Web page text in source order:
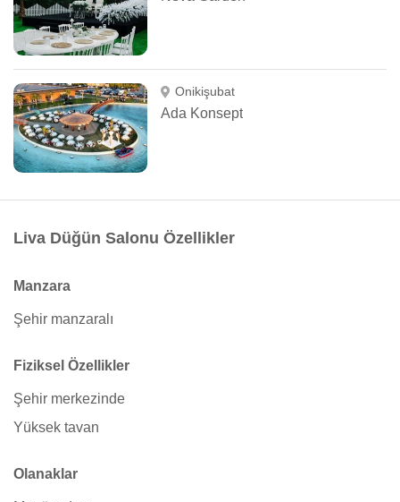
Onikişubat
Ada Konsept
Liva Düğün Salonu Özellikler
Manzara
Şehir manzaralı
Fiziksel Özellikler
Şehir merkezinde
Yüksek tavan
Olanaklar